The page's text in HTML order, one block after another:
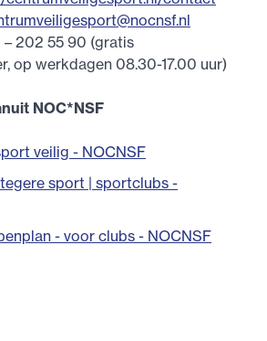
202 55 90 (gratis
op werkdagen 08.30-17.00 uur)
NOC*NSF
veilig - NOCNSF
sport | sportclubs -
- voor clubs - NOCNSF